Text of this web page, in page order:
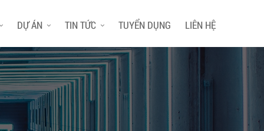
DỰ ÁN TIN TỨC TUYỂN DỤNG LIÊN HỆ